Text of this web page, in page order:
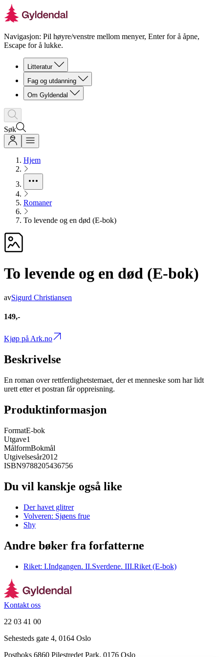
Navigasjon: Pil høyre/venstre mellom menyer, Enter for å åpne,
Escape for å lukke.
Litteratur
Fag og utdanning
Om Gyldendal
Søk
Hjem
Romaner
To levende og en død (E-bok)
To levende og en død (E-bok)
avSigurd Christiansen
149,-
Kjøp på Ark.no
Beskrivelse
En roman over rettferdighetstemaet, der et menneske som har lidt
urett etter et postran får oppreisning.
Produktinformasjon
FormatE-bok
Utgave1
MålformBokmål
Utgivelsesår2012
ISBN9788205436756
Du vil kanskje også like
Der havet glitrer
Volveren: Sjøens frue
Shy
Andre bøker fra forfatterne
Riket: I.Indgangen. II.Sverdene. III.Riket (E-bok)
Kontakt oss
22 03 41 00
Sehesteds gate 4, 0164 Oslo
Postboks 6860 Pilestredet Park, 0176 Oslo